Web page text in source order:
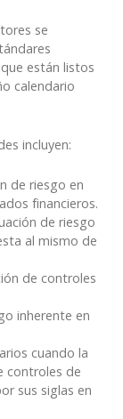
se
están listos
calendario
incluyen:
de riesgo en
financieros.
de riesgo
al mismo de
de controles
inherente en
cuando la
controles de
sus siglas en